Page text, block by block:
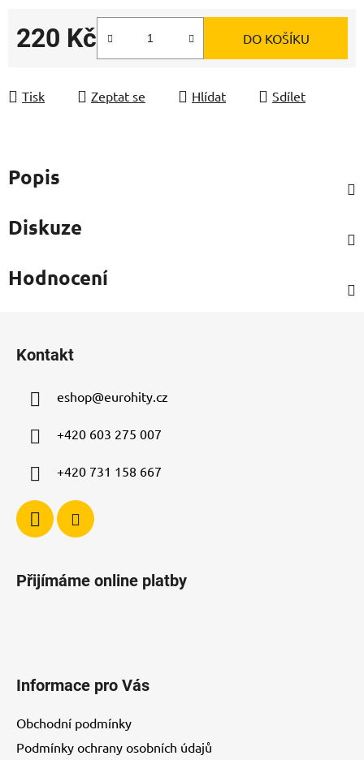
220 Kč DO KOŠÍKU
Tisk Zeptat se Hlídat Sdílet
Popis
Diskuze
Hodnocení
Kontakt
eshop@eurohity.cz
+420 603 275 007
+420 731 158 667
Přijímáme online platby
Informace pro Vás
Obchodní podmínky
Podmínky ochrany osobních údajů